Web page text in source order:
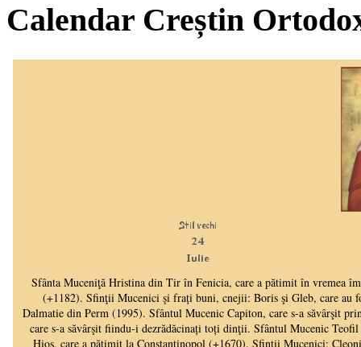
Calendar Creștin